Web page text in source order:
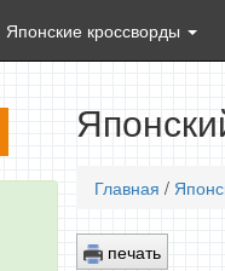
Японские кроссворды
Главная /
печать